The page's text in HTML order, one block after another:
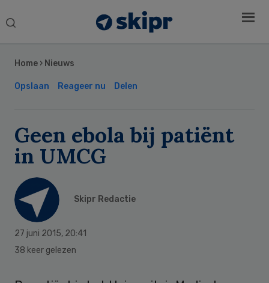
Search
Home › Nieuws
Opslaan Reageer nu Delen
Geen ebola bij patiënt
in UMCG
Skipr Redactie
27 juni 2015, 20:41
38 keer gelezen
Sidebar